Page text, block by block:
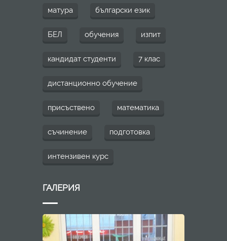
матура български език
БЕЛ обучения изпит
кандидат студенти 7 клас
дистанционно обучение
присъствено математика
съчинение подготовка
интензивен курс
ГАЛЕРИЯ